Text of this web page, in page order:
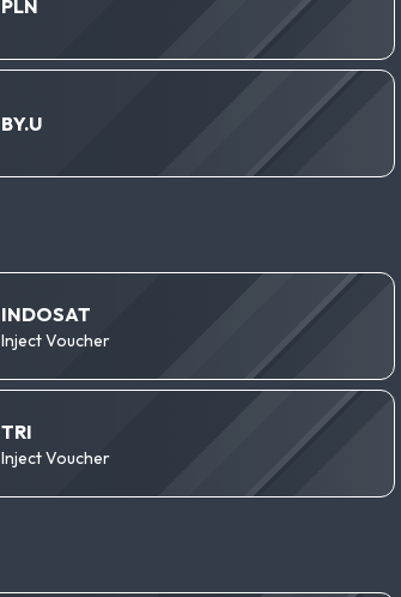
PLN
BY.U
INDOSAT
Inject Voucher
TRI
Inject Voucher